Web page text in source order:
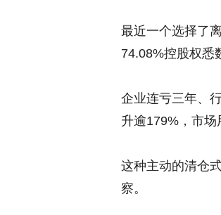
最近一个选择了
74.08%控股权悉
企业连亏三年、
升逾179%，市场
这种主动的清仓
察。